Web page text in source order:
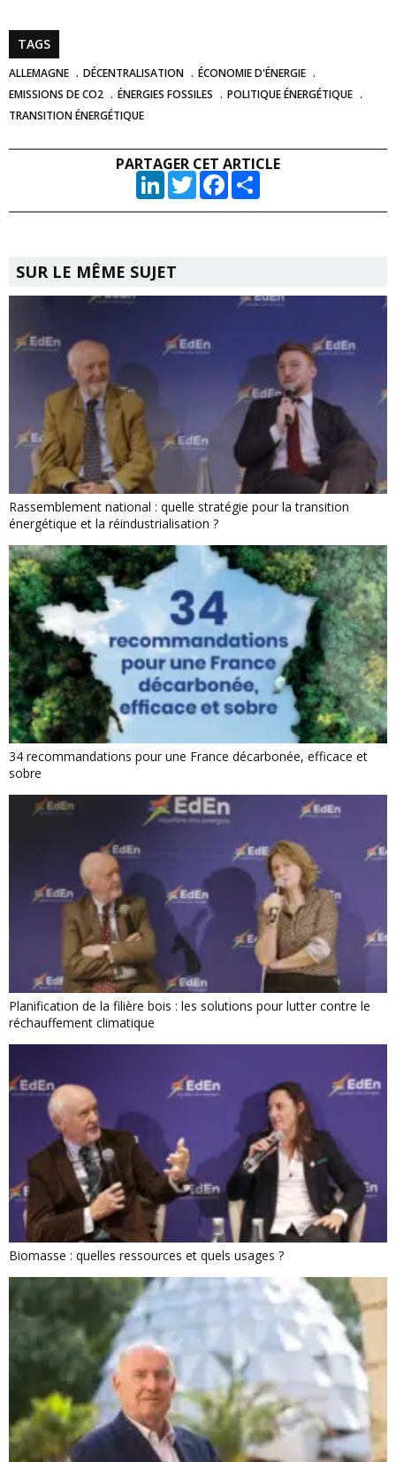
TAGS
ALLEMAGNE DÉCENTRALISATION
ÉCONOMIE D'ÉNERGIE
EMISSIONS DE CO2
ÉNERGIES FOSSILES
POLITIQUE ÉNERGÉTIQUE
TRANSITION ÉNERGÉTIQUE
PARTAGER CET ARTICLE
LinkedInTwitterFacebook
SUR LE MÊME SUJET
Rassemblement national : quelle stratégie pour la transition
énergétique et la réindustrialisation ?
34 recommandations pour une France décarbonée, efficace et
sobre
Planification de la filière bois : les solutions pour lutter contre le
réchauffement climatique
Biomasse : quelles ressources et quels usages ?